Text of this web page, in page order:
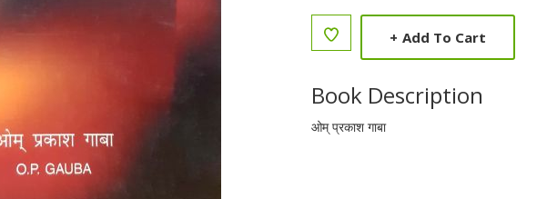
+ Add To Cart
Book Description
ओम् प्रकाश गाबा